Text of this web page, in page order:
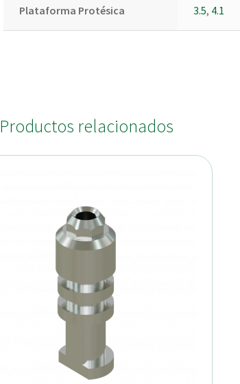
Plataforma Protésica 3.5, 4.1
Productos relacionados